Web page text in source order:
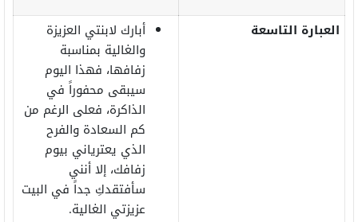
العبارة التاسعة
أبارك لابنتي العزيزة
والغالية بمناسبة
زفافها، فهذا اليوم
سيبقى محفوراً في
الذاكرة، فعلى الرغم من
كم السعادة والفرح
الذي يعترياني بيوم
زفافك، إلا أنني
سأفتقدكِ جداً في البيت
عزيزتي الغالية.